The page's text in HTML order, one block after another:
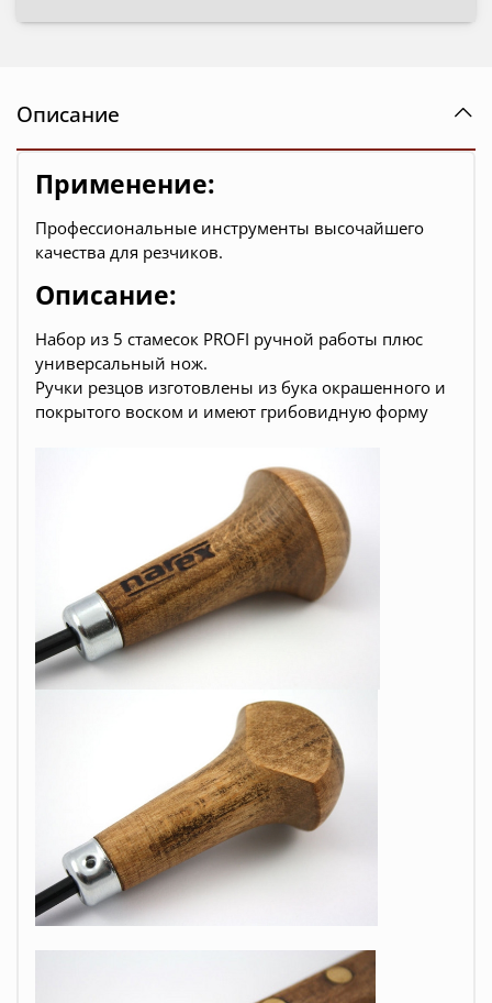
Описание
Применение:
Профессиональные инструменты высочайшего
качества для резчиков.
Описание:
Набор из 5 стамесок PROFI ручной работы плюс
универсальный нож.
Ручки резцов изготовлены из бука окрашенного и
покрытого воском и имеют грибовидную форму